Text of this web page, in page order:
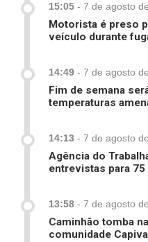
15:05 - 7 de agosto
Motorista é preso
veículo durante
14:49 - 7 de agosto
Fim de semana
temperaturas
14:13 - 7 de agosto
Agência do
entrevistas para
13:58 - 7 de agosto
Caminhão tomba
comunidade